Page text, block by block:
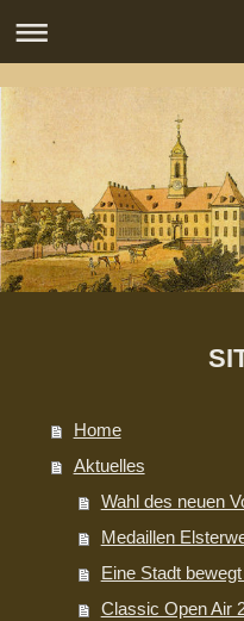
Home
Aktuelles
Wahl des neuen
Medaillen
Eine Stadt
Classic Open Air